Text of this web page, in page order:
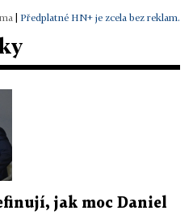
Předplatné HN+ je zcela bez reklam.
jak moc Daniel